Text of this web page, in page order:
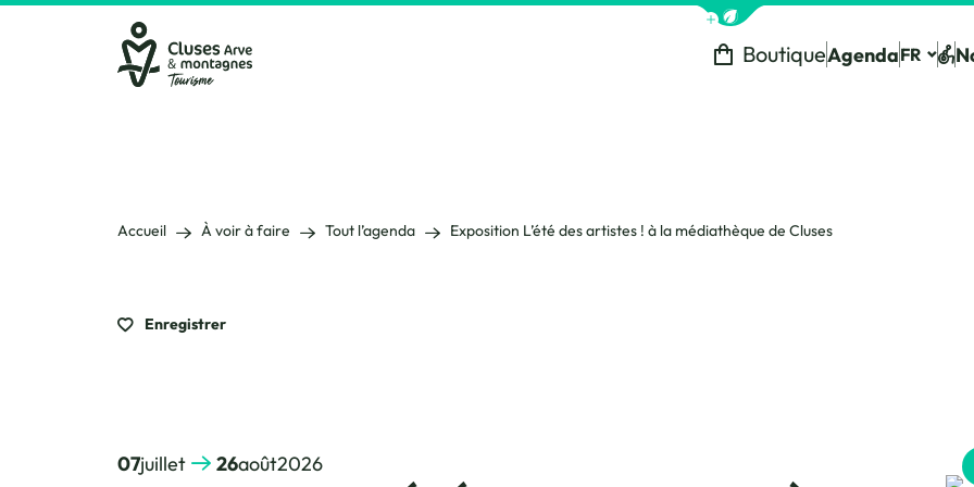
Afficher la barre de navigation
BoutiqueAgendaFR
Accueil À voir à faire Tout l’agenda Exposition L’été des artistes ! à la médiathèque de Cluses
Enregistrer
07juillet 26août2026